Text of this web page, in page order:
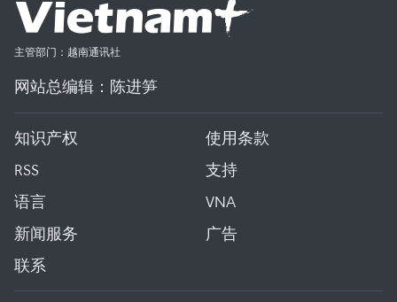
主管部门：越南通讯社
网站总编辑：陈进笋
知识产权
使用条款
RSS
支持
语言
VNA
新闻服务
广告
联系